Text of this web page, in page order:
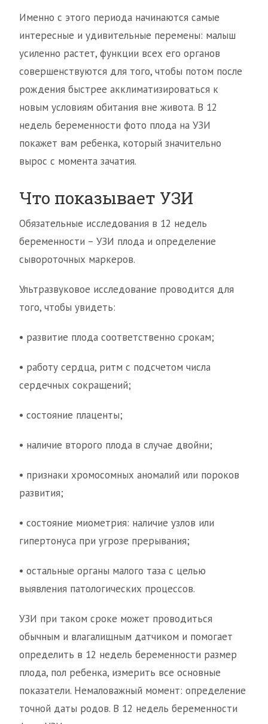
Именно с этого периода начинаются самые
интересные и удивительные перемены: малыш
усиленно растет, функции всех его органов
совершенствуются для того, чтобы потом после
рождения быстрее акклиматизироваться к
новым условиям обитания вне живота. В 12
недель беременности фото плода на УЗИ
покажет вам ребенка, который значительно
вырос с момента зачатия.
Что показывает УЗИ
Обязательные исследования в 12 недель
беременности – УЗИ плода и определение
сывороточных маркеров.
Ультразвуковое исследование проводится для
того, чтобы увидеть:
• развитие плода соответственно срокам;
• работу сердца, ритм с подсчетом числа
сердечных сокращений;
• состояние плаценты;
• наличие второго плода в случае двойни;
• признаки хромосомных аномалий или пороков
развития;
• состояние миометрия: наличие узлов или
гипертонуса при угрозе прерывания;
• остальные органы малого таза с целью
выявления патологических процессов.
УЗИ при таком сроке может проводиться
обычным и влагалищным датчиком и помогает
определить в 12 недель беременности размер
плода, пол ребенка, измерить все основные
показатели. Немаловажный момент: определение
точной даты родов. В 12 недель беременности